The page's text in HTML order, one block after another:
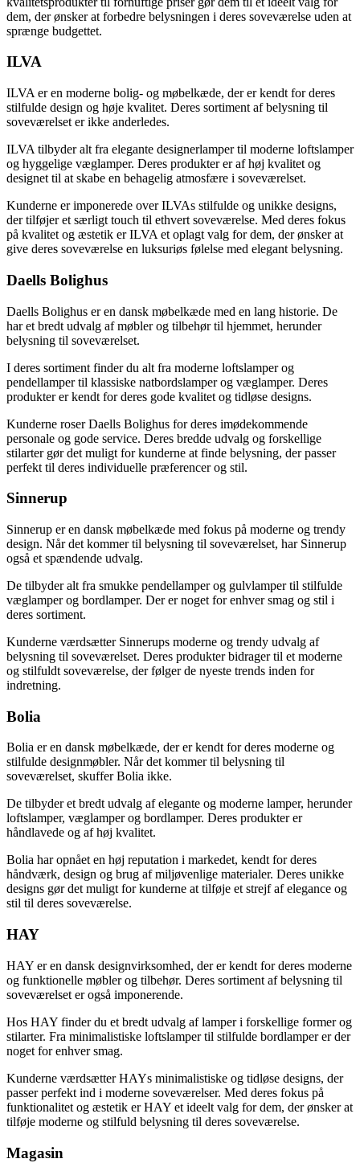
dem, der ønsker at forbedre belysningen i deres soveværelse uden at
sprænge budgettet.
ILVA
ILVA er en moderne bolig- og møbelkæde, der er kendt for deres
stilfulde design og høje kvalitet. Deres sortiment af belysning til
soveværelset er ikke anderledes.
ILVA tilbyder alt fra elegante designerlamper til moderne loftslamper
og hyggelige væglamper. Deres produkter er af høj kvalitet og
designet til at skabe en behagelig atmosfære i soveværelset.
Kunderne er imponerede over ILVAs stilfulde og unikke designs,
der tilføjer et særligt touch til ethvert soveværelse. Med deres fokus
på kvalitet og æstetik er ILVA et oplagt valg for dem, der ønsker at
give deres soveværelse en luksuriøs følelse med elegant belysning.
Daells Bolighus
Daells Bolighus er en dansk møbelkæde med en lang historie. De
har et bredt udvalg af møbler og tilbehør til hjemmet, herunder
belysning til soveværelset.
I deres sortiment finder du alt fra moderne loftslamper og
pendellamper til klassiske natbordslamper og væglamper. Deres
produkter er kendt for deres gode kvalitet og tidløse designs.
Kunderne roser Daells Bolighus for deres imødekommende
personale og gode service. Deres bredde udvalg og forskellige
stilarter gør det muligt for kunderne at finde belysning, der passer
perfekt til deres individuelle præferencer og stil.
Sinnerup
Sinnerup er en dansk møbelkæde med fokus på moderne og trendy
design. Når det kommer til belysning til soveværelset, har Sinnerup
også et spændende udvalg.
De tilbyder alt fra smukke pendellamper og gulvlamper til stilfulde
væglamper og bordlamper. Der er noget for enhver smag og stil i
deres sortiment.
Kunderne værdsætter Sinnerups moderne og trendy udvalg af
belysning til soveværelset. Deres produkter bidrager til et moderne
og stilfuldt soveværelse, der følger de nyeste trends inden for
indretning.
Bolia
Bolia er en dansk møbelkæde, der er kendt for deres moderne og
stilfulde designmøbler. Når det kommer til belysning til
soveværelset, skuffer Bolia ikke.
De tilbyder et bredt udvalg af elegante og moderne lamper, herunder
loftslamper, væglamper og bordlamper. Deres produkter er
håndlavede og af høj kvalitet.
Bolia har opnået en høj reputation i markedet, kendt for deres
håndværk, design og brug af miljøvenlige materialer. Deres unikke
designs gør det muligt for kunderne at tilføje et strejf af elegance og
stil til deres soveværelse.
HAY
HAY er en dansk designvirksomhed, der er kendt for deres moderne
og funktionelle møbler og tilbehør. Deres sortiment af belysning til
soveværelset er også imponerende.
Hos HAY finder du et bredt udvalg af lamper i forskellige former og
stilarter. Fra minimalistiske loftslamper til stilfulde bordlamper er der
noget for enhver smag.
Kunderne værdsætter HAYs minimalistiske og tidløse designs, der
passer perfekt ind i moderne soveværelser. Med deres fokus på
funktionalitet og æstetik er HAY et ideelt valg for dem, der ønsker at
tilføje moderne og stilfuld belysning til deres soveværelse.
Magasin